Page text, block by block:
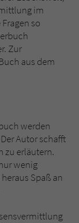
im
so
Zur
aus dem
werden
Autor schafft
zu erläutern.
wenig
Spaß an